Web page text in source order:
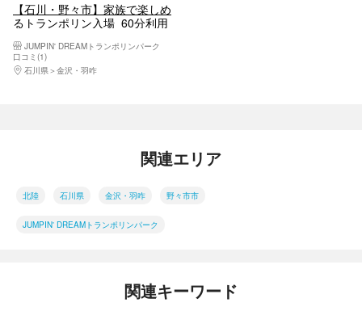
【石川・野々市】家族で楽しめ
るトランポリン入場_60分利用
回入会金あり
JUMPIN' DREAMトランポリンパーク
口コミ(1)
石川県
金沢・羽咋
関連エリア
北陸 石川県 金沢・羽咋 野々市市
JUMPIN' DREAMトランポリンパーク
関連キーワード